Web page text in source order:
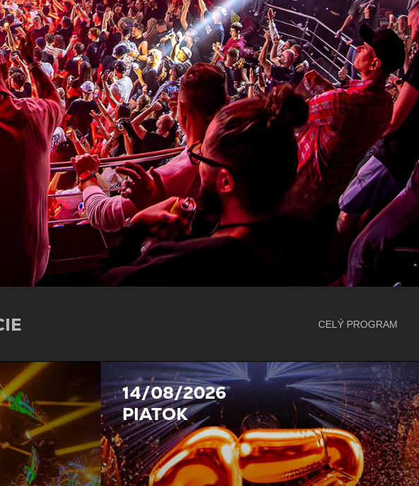
CELÝ PROGRAM
14/08/2026
PIATOK